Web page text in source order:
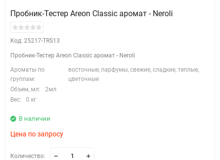
Пробник-Тестер Areon Classic аромат - Neroli
Код: 25217-TRS13
Пробник-Тестер Areon Classic аромат - Neroli
Ароматы по
группам:
восточные, парфумы, свежие, сладкие, теплые,
цветочные
Объем, мл:
2мл
Вес:
0 кг
В наличии
Цена по запросу
Количество: